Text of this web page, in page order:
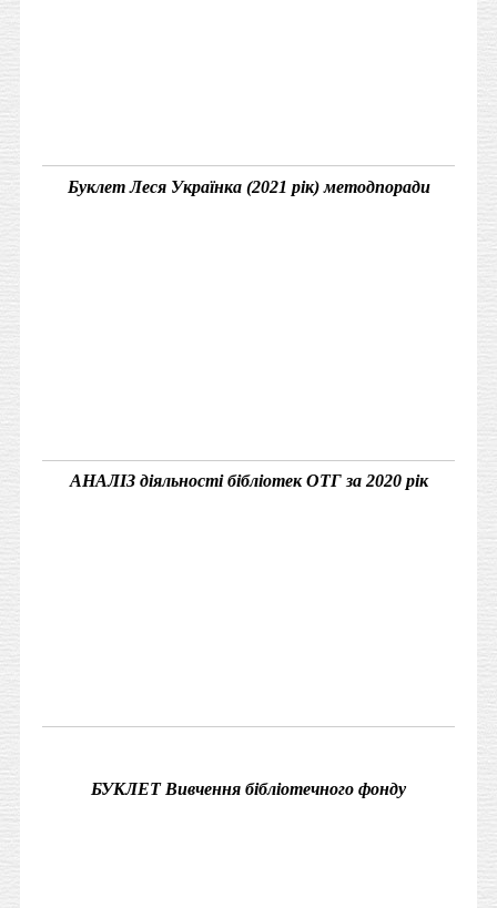
Буклет Леся Українка (2021 рік) методпоради
АНАЛІЗ діяльності бібліотек ОТГ за 2020 рік
БУКЛЕТ Вивчення бібліотечного фонду